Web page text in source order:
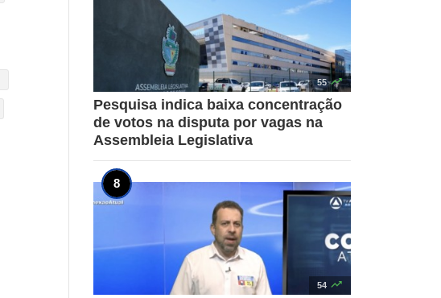
55 
Pesquisa indica baixa concentração
de votos na disputa por vagas na
Assembleia Legislativa
54 